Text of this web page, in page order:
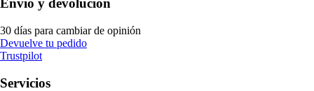
Envío y devolución
30 días para cambiar de opinión
Devuelve tu pedido
Trustpilot
Servicios